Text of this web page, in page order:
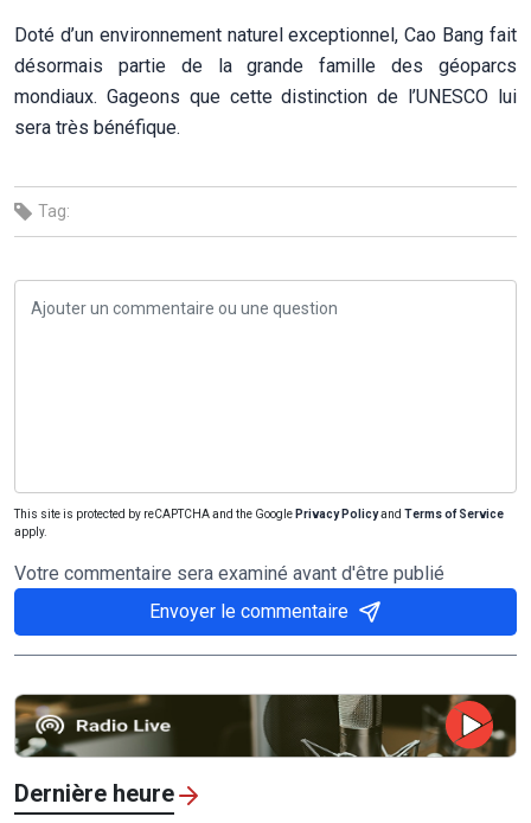
Doté d’un environnement naturel exceptionnel, Cao Bang fait
désormais partie de la grande famille des géoparcs
mondiaux. Gageons que cette distinction de l’UNESCO lui
sera très bénéfique.
Tag:
This site is protected by reCAPTCHA and the Google Privacy Policyand Terms of Service
apply.
Votre commentaire sera examiné avant d'être publié
Envoyer le commentaire
Dernière heure